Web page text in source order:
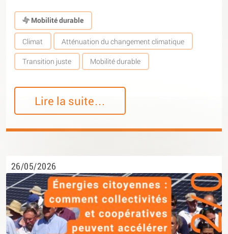
Mobilité durable
Climat Atténuation du changement climatique
Transition juste Mobilité durable
Lire la suite…
26/05/2026